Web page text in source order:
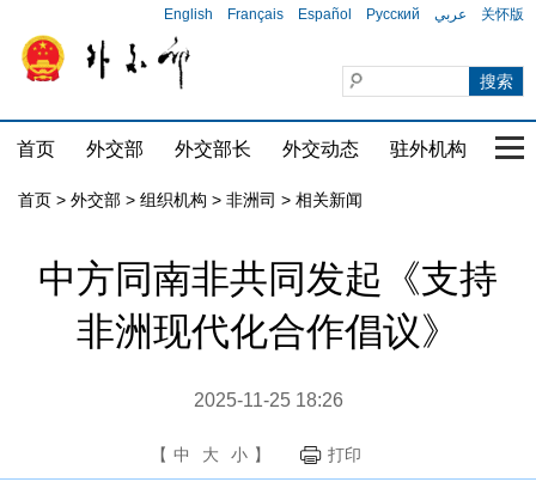
English Français Español Русский عربي 关怀版
首页 外交部 外交部长 外交动态 驻外机构 国
首页 > 外交部 > 组织机构 > 非洲司 > 相关新闻
中方同南非共同发起《支持
非洲现代化合作倡议》
2025-11-25 18:26
【 中 大 小 】 打印